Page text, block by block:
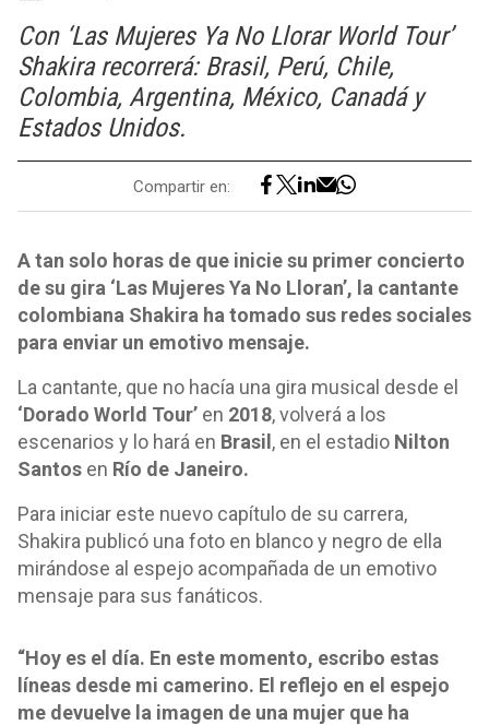
Con ‘Las Mujeres Ya No Llorar World Tour’
Shakira recorrerá: Brasil, Perú, Chile,
Colombia, Argentina, México, Canadá y
Estados Unidos.
Compartir en:
A tan solo horas de que inicie su primer concierto
de su gira ‘Las Mujeres Ya No Lloran’, la cantante
colombiana Shakira ha tomado sus redes sociales
para enviar un emotivo mensaje.
La cantante, que no hacía una gira musical desde el
‘Dorado World Tour’ en 2018, volverá a los
escenarios y lo hará en Brasil , en el estadio Nilton
Santos en Río de Janeiro.
Para iniciar este nuevo capítulo de su carrera,
Shakira publicó una foto en blanco y negro de ella
mirándose al espejo acompañada de un emotivo
mensaje para sus fanáticos.
“Hoy es el día. En este momento, escribo estas
líneas desde mi camerino. El reflejo en el espejo
me devuelve la imagen de una mujer que ha